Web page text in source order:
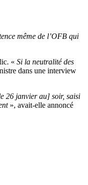
même de l’OFB qui
« Si la neutralité des
dans une interview
26 janvier au] soir, saisi
», avait-elle annoncé